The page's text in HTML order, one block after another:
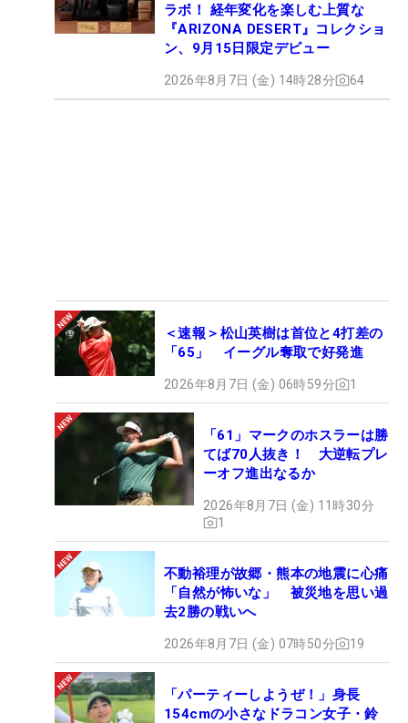
ラボ！ 経年変化を楽しむ上質な
『ARIZONA DESERT』コレクショ
ン、9月15日限定デビュー
2026年8月7日 (金) 14時28分 64
＜速報＞松山英樹は首位と4打差の
「65」 イーグル奪取で好発進
2026年8月7日 (金) 06時59分 1
「61」マークのホスラーは勝
てば70人抜き！ 大逆転プレ
ーオフ進出なるか
2026年8月7日 (金) 11時30分
1
不動裕理が故郷・熊本の地震に心痛
「自然が怖いな」 被災地を思い過
去2勝の戦いへ
2026年8月7日 (金) 07時50分 19
「パーティーしようぜ！」身長
154cmの小さなドラコン女子・鈴